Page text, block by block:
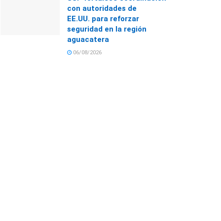
con autoridades de
EE.UU. para reforzar
seguridad en la región
aguacatera
06/08/2026